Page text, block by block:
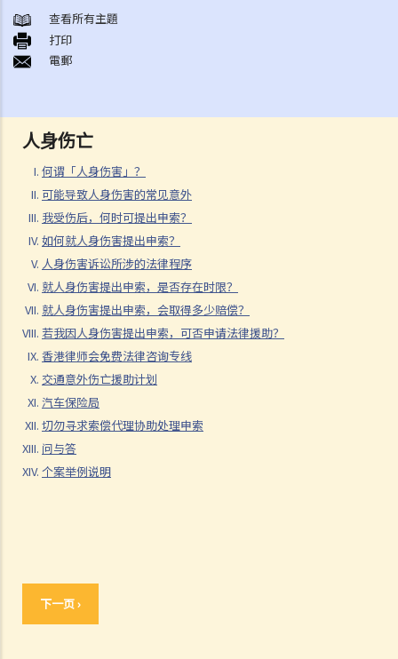
人身伤亡
何谓「人身伤害」？
可能导致人身伤害的常见意外
我受伤后，何时可提出申索？
如何就人身伤害提出申索？
人身伤害诉讼所涉的法律程序
就人身伤害提出申索，是否存在时限？
就人身伤害提出申索，会取得多少赔偿？
若我因人身伤害提出申索，可否申请法律援助？
香港律师会免费法律咨询专线
交通意外伤亡援助计划
汽车保险局
切勿寻求索偿代理协助处理申索
问与答
个案举例说明
下一页 ›
可能导致人身伤害的常见意外
A. 交通意外
B. 医疗疏忽
E. 袭击
如何就人身伤害提出申索？
人身伤害诉讼所涉的法律程序
1. 申索信（原告人）及建设性的答覆（被告人）
2. 传讯令状
3. 申索陈述书
4. 损害赔偿陈述书
「人身伤亡案件」（包括医疗疏忽案件）
「致命意外案件」（包括医疗疏忽案件）
5. 抗辩书
6. 证明书（收费安排）
7. 属实申述
8. 委讬专家拟备报告的守则
就人身伤害提出申索，会取得多少赔偿？
查看所有主題
打印
電郵